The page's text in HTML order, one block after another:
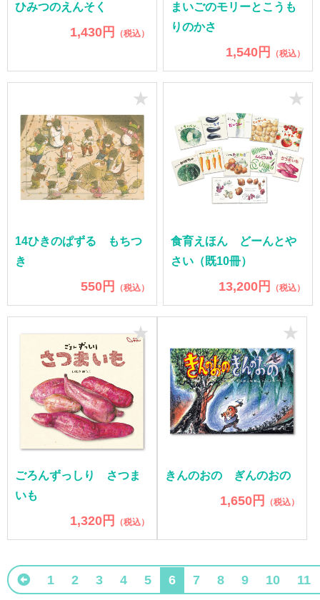
ひみつのえんそく
1,430円 （税込）
まいごのモリーとこうも
りのかさ
1,540円 （税込）
14ひきのぱずる もちつ
き
550円 （税込）
★
食育えほん どーんとや
さい（既10冊）
13,200円 （税込）
★
ごろんずっしり さつま
いも
1,320円 （税込）
★
きんのおの ぎんのおの
1,650円 （税込）
★
1 2 3 4 5 6 7 8 9 10 11